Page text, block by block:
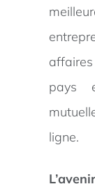
pays
ligne.